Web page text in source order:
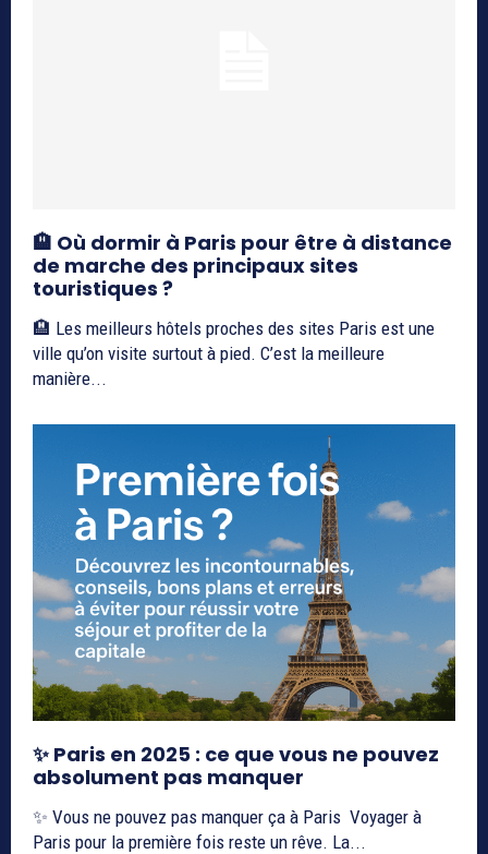
🏨 Où dormir à Paris pour être à distance
de marche des principaux sites
touristiques ?
🏨 Les meilleurs hôtels proches des sites Paris est une
ville qu’on visite surtout à pied. C’est la meilleure
manière...
✨ Paris en 2025 : ce que vous ne pouvez
absolument pas manquer
✨ Vous ne pouvez pas manquer ça à Paris Voyager à
Paris pour la première fois reste un rêve. La...